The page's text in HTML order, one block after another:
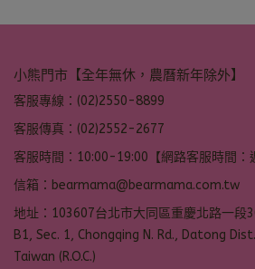
小熊門市【全年無休，農曆新年除外】
客服專線：(02)2550-8899
客服傳真：(02)2552-2677
客服時間：10:00-19:00【網路客服時間：
信箱：bearmama@bearmama.com.tw
地址：103607台北市大同區重慶北路一段
B1, Sec. 1, Chongqing N. Rd., Datong
Taiwan (R.O.C.)